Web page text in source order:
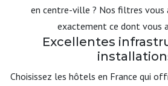
en centre-ville ? Nos filtres vous
exactement ce dont vous
Excellentes
Choisissez les hôtels en France qui